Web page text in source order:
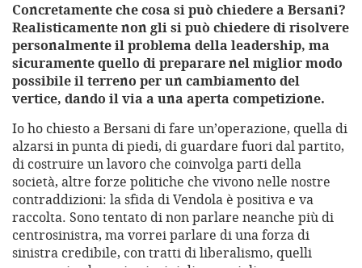
Concretamente che cosa si può chiedere a Bersani?
Realisticamente non gli si può chiedere di risolvere
personalmente il problema della leadership, ma
sicuramente quello di preparare nel miglior modo
possibile il terreno per un cambiamento del
vertice, dando il via a una aperta competizione.
Io ho chiesto a Bersani di fare un’operazione, quella di
alzarsi in punta di piedi, di guardare fuori dal partito,
di costruire un lavoro che coinvolga parti della
società, altre forze politiche che vivono nelle nostre
contraddizioni: la sfida di Vendola è positiva e va
raccolta. Sono tentato di non parlare neanche più di
centrosinistra, ma vorrei parlare di una forza di
sinistra credibile, con tratti di liberalismo, quelli